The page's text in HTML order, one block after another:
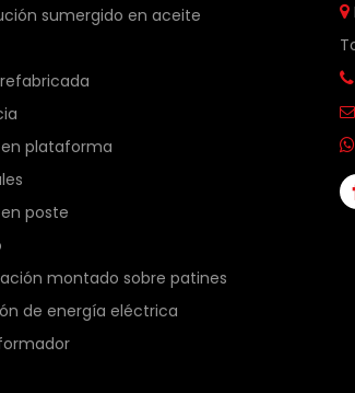
sumergido en aceite
plataforma
poste
montado sobre patines
de energía eléctrica



